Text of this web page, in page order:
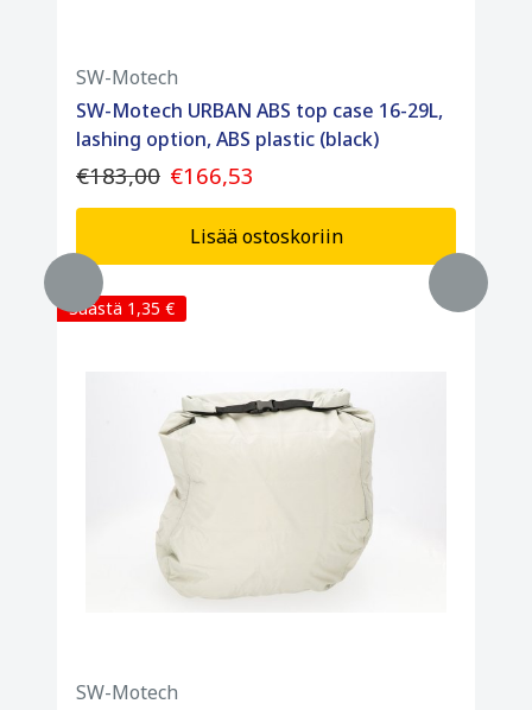
SW-Motech
SW-Motech URBAN ABS top case 16-29L,
lashing option, ABS plastic (black)
€183,00 €166,53
Lisää ostoskoriin
Säästä 1,35 €
SW-Motech